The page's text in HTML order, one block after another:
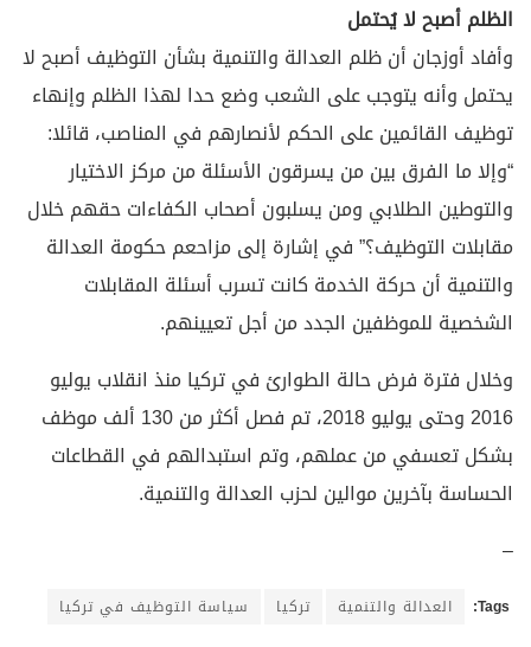
الظلم أصبح لا يُحتمل
وأفاد أوزجان أن ظلم العدالة والتنمية بشأن التوظيف أصبح لا
يحتمل وأنه يتوجب على الشعب وضع حدا لهذا الظلم وإنهاء
توظيف القائمين على الحكم لأنصارهم في المناصب، قائلا:
“وإلا ما الفرق بين من يسرقون الأسئلة من مركز الاختيار
والتوطين الطلابي ومن يسلبون أصحاب الكفاءات حقهم خلال
مقابلات التوظيف؟” في إشارة إلى مزاحعم حكومة العدالة
والتنمية أن حركة الخدمة كانت تسرب أسئلة المقابلات
الشخصية للموظفين الجدد من أجل تعيينهم.
وخلال فترة فرض حالة الطوارئ في تركيا منذ انقلاب يوليو
2016 وحتى يوليو 2018، تم فصل أكثر من 130 ألف موظف
بشكل تعسفي من عملهم، وتم استبدالهم في القطاعات
الحساسة بآخرين موالين لحزب العدالة والتنمية.
–
Tags: العدالة والتنمية تركيا سياسة التوظيف في تركيا